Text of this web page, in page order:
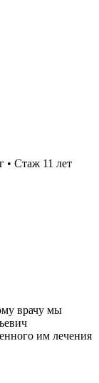
• Стаж 11 лет
врачу мы
им лечения